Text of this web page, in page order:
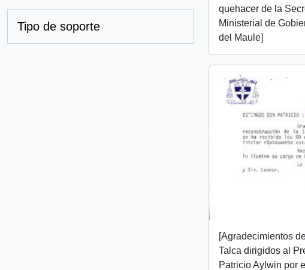
Tipo de soporte
quehacer de la
Ministerial de
del Maule]
[Agradecimientos
Talca dirigidos al
Patricio Aylwin por